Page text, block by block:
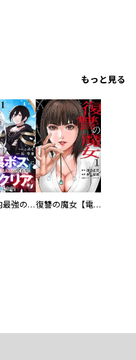
もっと見る
ゲーム内最強の『裏ボス』に転生したので、主人公の代わりに最速クリアを目指します！【電子単行本版】 復讐の魔女【電子単行本版】